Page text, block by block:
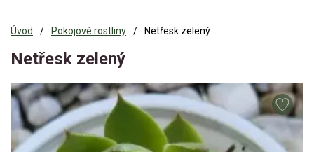
Úvod Pokojové rostliny Netřesk zelený
Netřesk zelený